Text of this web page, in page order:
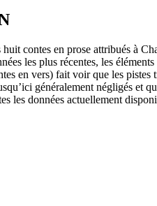
contes en prose attribués à
les plus récentes, les
en vers) fait voir que les
généralement négligés et
les données actuellement